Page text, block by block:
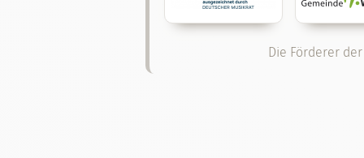
Die Förderer